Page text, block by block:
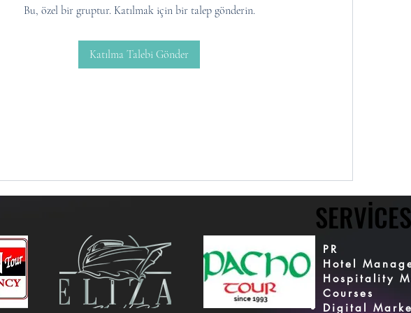
Bu, özel bir gruptur. Katılmak için bir talep gönderin.
Katılma Talebi Gönder
PR
Hotel
Hospitality
Courses
Digital